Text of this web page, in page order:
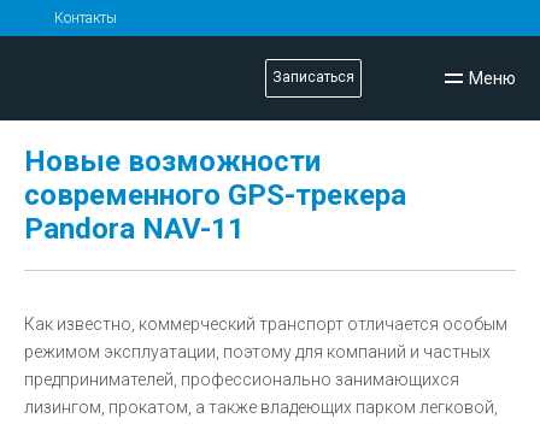
Контакты
Записаться Меню
Новые возможности
современного GPS-трекера
Pandora NAV-11
Как известно, коммерческий транспорт отличается особым
режимом эксплуатации, поэтому для компаний и частных
предпринимателей, профессионально занимающихся
лизингом, прокатом, а также владеющих парком легковой,